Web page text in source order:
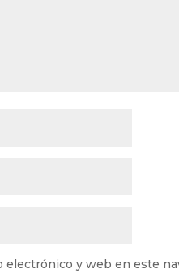
electrónico y web en este